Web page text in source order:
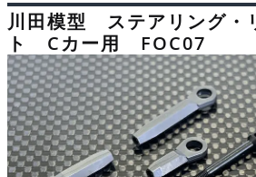
ン
へ
ス
キ
ッ
プ
ス
キ
ッ
プ
カート
支払い
カテゴリー一覧
メーカーから探す
川田模型 ステアリング・
ト Cカー用 FOC07